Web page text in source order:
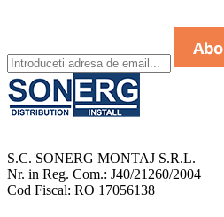
S.C. SONERG MONTAJ S.R.L.
Nr. in Reg. Com.: J40/21260/2004
Cod Fiscal: RO 17056138